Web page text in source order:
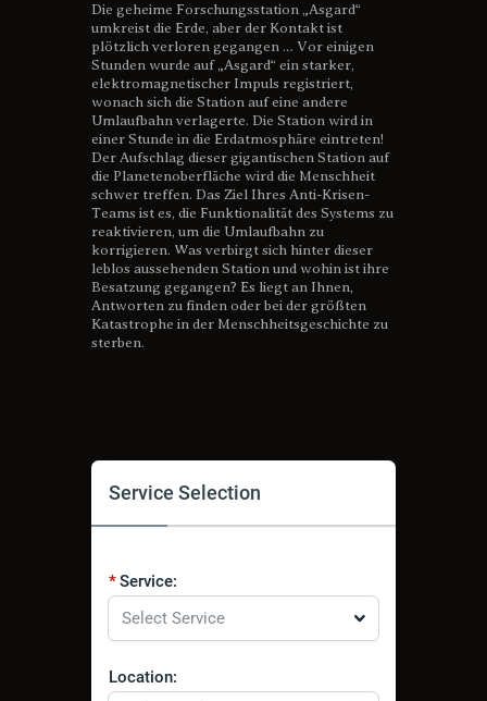
Die geheime Forschungsstation „Asgard“
umkreist die Erde, aber der Kontakt ist
plötzlich verloren gegangen … Vor einigen
Stunden wurde auf „Asgard“ ein starker,
elektromagnetischer Impuls registriert,
wonach sich die Station auf eine andere
Umlaufbahn verlagerte. Die Station wird in
einer Stunde in die Erdatmosphäre eintreten!
Der Aufschlag dieser gigantischen Station auf
die Planetenoberfläche wird die Menschheit
schwer treffen. Das Ziel Ihres Anti-Krisen-
Teams ist es, die Funktionalität des Systems zu
reaktivieren, um die Umlaufbahn zu
korrigieren. Was verbirgt sich hinter dieser
leblos aussehenden Station und wohin ist ihre
Besatzung gegangen? Es liegt an Ihnen,
Antworten zu finden oder bei der größten
Katastrophe in der Menschheitsgeschichte zu
sterben.
Service Selection
Service:
Select Service
Location: